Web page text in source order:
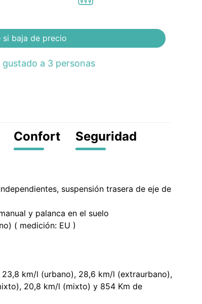
si baja de precio
gustado a 3 personas
suspensión trasera de eje de
y palanca en el suelo
( medición: EU )
km/l (urbano), 28,6 km/l (extraurbano),
20,8 km/l (mixto) y 854 Km de
Confort Seguridad